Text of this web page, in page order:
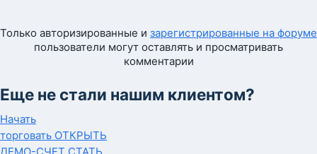
Только авторизированные и зарегистрированные на форуме
пользователи могут оставлять и просматривать
комментарии
Еще не стали нашим клиентом?
Начать
торговать ОТКРЫТЬ
ДЕМО-СЧЕТ СТАТЬ